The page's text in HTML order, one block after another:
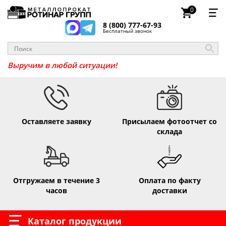
8 (800) 777-67-93
Бесплатный звонок
0
Выручим в любой ситуации!
Оставляете заявку
Присылаем фотоотчет со
склада
Отгружаем в течение 3
часов
Оплата по факту
доставки
Каталог продукции